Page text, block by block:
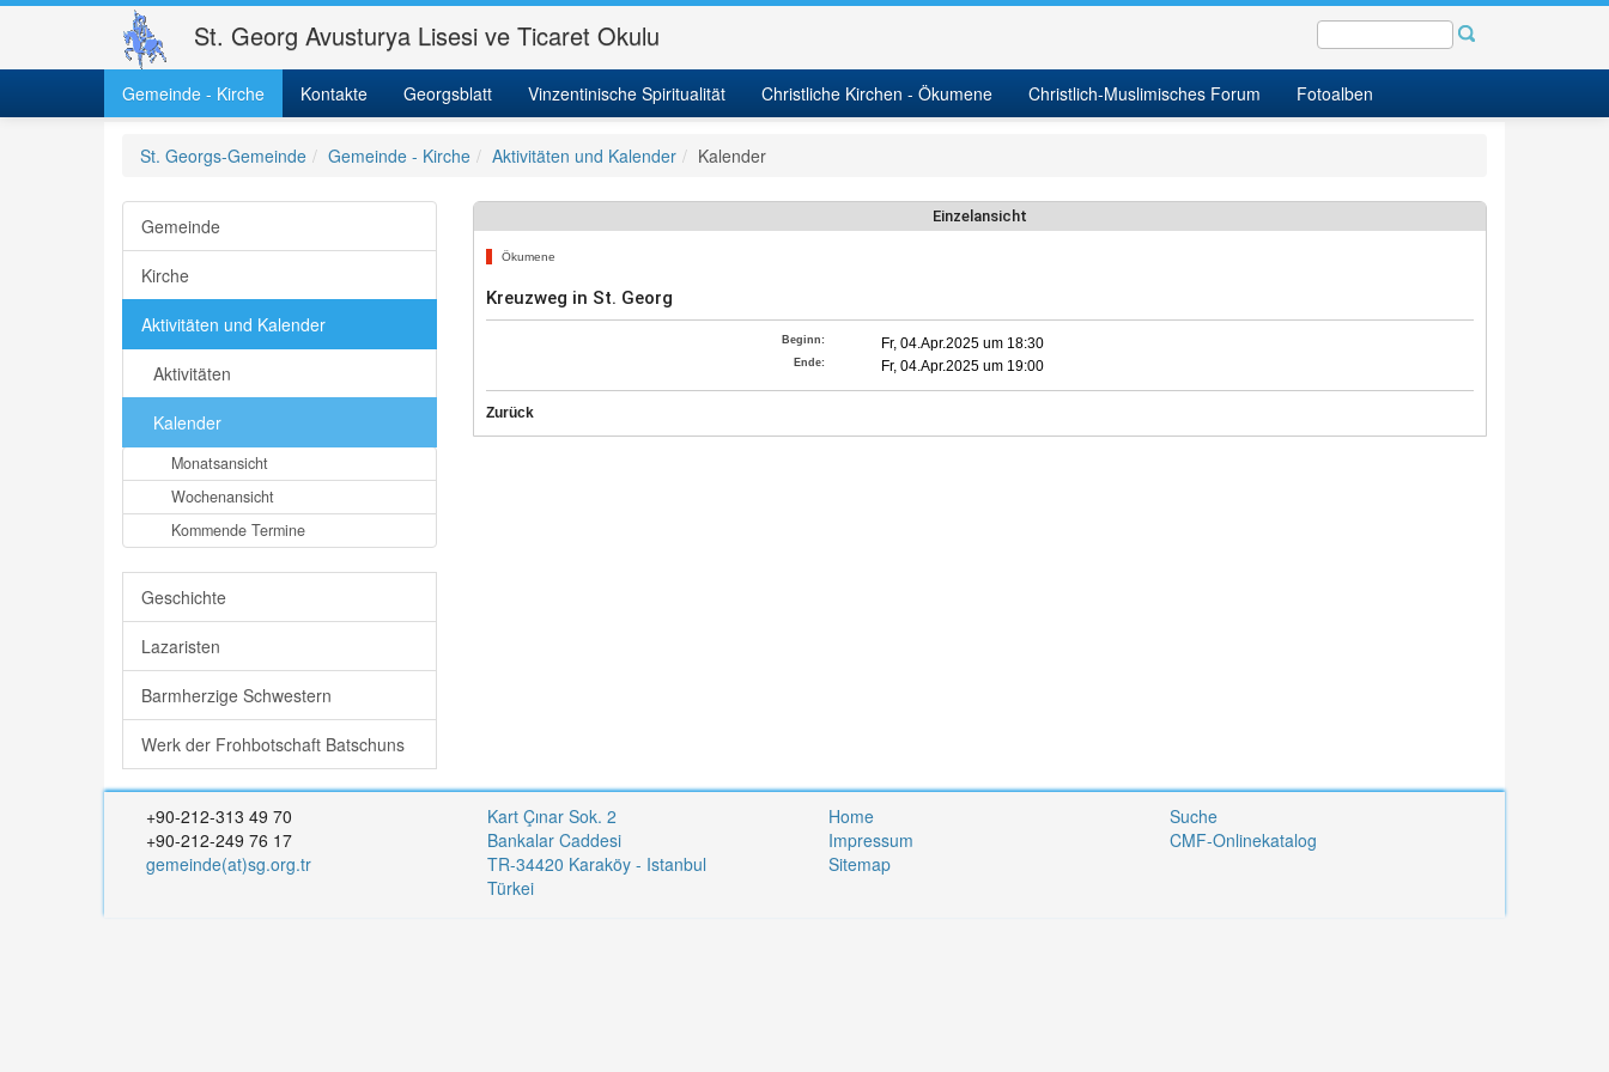
St. Georg Avusturya Lisesi ve Ticaret Okulu
Gemeinde - Kirche Kontakte Georgsblatt Vinzentinische Spiritualität Christliche Kirchen - Ökumene Christlich-Muslimisches Forum Fotoalben
St. Georgs-Gemeinde Gemeinde - Kirche Aktivitäten und Kalender Kalender
Gemeinde
Kirche
Aktivitäten und Kalender
Aktivitäten
Kalender
Monatsansicht
Wochenansicht
Kommende Termine
Geschichte
Lazaristen
Barmherzige Schwestern
Werk der Frohbotschaft Batschuns
Einzelansicht
Ökumene
Kreuzweg in St. Georg
Beginn: Fr, 04.Apr.2025 um 18:30
Ende: Fr, 04.Apr.2025 um 19:00
Zurück
+90-212-313 49 70
+90-212-249 76 17
gemeinde(at)sg.org.tr
Kart Çınar Sok. 2
Bankalar Caddesi
TR-34420 Karaköy - Istanbul
Türkei
Home
Impressum
Sitemap
Suche
CMF-Onlinekatalog